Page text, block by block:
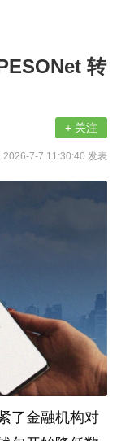
转
+ 关注
2026-7-7 11:30:40 发表
了金融机构对